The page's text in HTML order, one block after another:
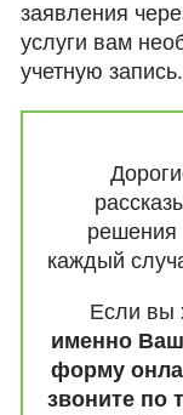
заявления
услуги вам
учетную запись.
решения
каждый
Если вы
именно
форму
звоните по